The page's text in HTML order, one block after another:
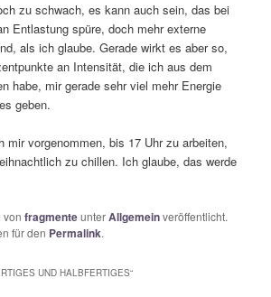
zu schwach, es kann auch sein, das bei
Entlastung spüre, doch mehr externe
als ich glaube. Gerade wirkt es aber so,
an Intensität, die ich aus dem
habe, mir gerade sehr viel mehr Energie
geben.
mir vorgenommen, bis 17 Uhr zu arbeiten,
zu chillen. Ich glaube, das werde
vonfragmenteunterAllgemeinveröffentlicht.
für den Permalink.
UND HALBFERTIGES“